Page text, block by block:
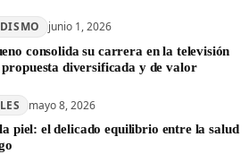
junio 1, 2026
consolida su carrera en la televisión
propuesta diversificada y de valor
mayo 8, 2026
piel: el delicado equilibrio entre la salud